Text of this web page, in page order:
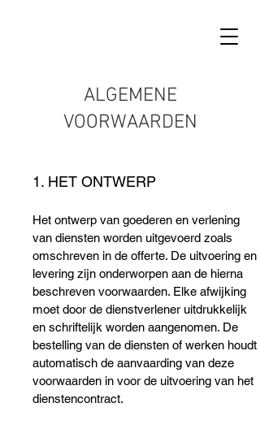
ALGEMENE
VOORWAARDEN
1. HET ONTWERP
Het ontwerp van goederen en verlening
van diensten worden uitgevoerd zoals
omschreven in de offerte. De uitvoering en
levering zijn onderworpen aan de hierna
beschreven voorwaarden. Elke afwijking
moet door de dienstverlener uitdrukkelijk
en schriftelijk worden aangenomen. De
bestelling van de diensten of werken houdt
automatisch de aanvaarding van deze
voorwaarden in voor de uitvoering van het
dienstencontract.